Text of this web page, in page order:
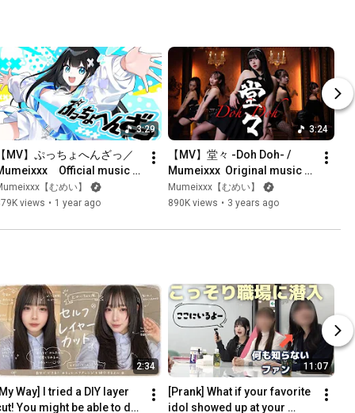
3:29
【MV】ぷっちょへんざっ／
　Official music
【むめい】
views • 1 year ago
3:24
【MV】堂々 -Doh Doh- /
Mumeixxx  Original music
video
Mumeixxx【むめい】
890K views • 3 years ago
2:34
Way] I tried a DIY layer
You might be able to do
11:07
[Prank] What if your favorite
idol showed up at your